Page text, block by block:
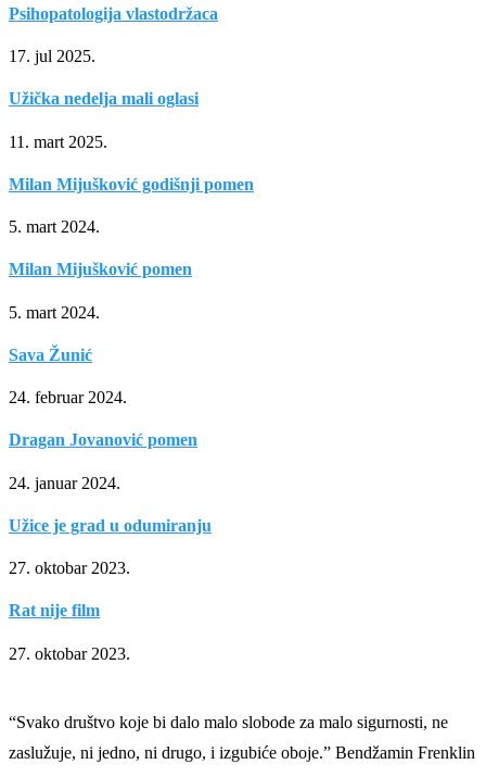
Psihopatologija vlastodržaca
17. jul 2025.
Užička nedelja mali oglasi
11. mart 2025.
Milan Mijušković godišnji pomen
5. mart 2024.
Milan Mijušković pomen
5. mart 2024.
Sava Žunić
24. februar 2024.
Dragan Jovanović pomen
24. januar 2024.
Užice je grad u odumiranju
27. oktobar 2023.
Rat nije film
27. oktobar 2023.
“Svako društvo koje bi dalo malo slobode za malo sigurnosti, ne
zaslužuje, ni jedno, ni drugo, i izgubiće oboje.” Bendžamin Frenklin